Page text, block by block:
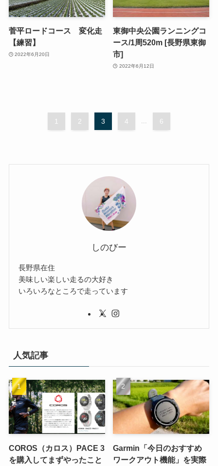
菅平ロードコース 変化走
【練習】
2022年6月20日
東御中央公園ランニングコ
ース/1周520m [長野県東御
市]
2022年6月12日
1 2 3 4 6
しのびー
長野県在住
美味しい楽しい走るの大好き
いろいろなところで走っています
人気記事
COROS（カロス）PACE 3
を購入してまずやったこと
Garmin「今日のおすすめ
ワークアウト機能」を実際